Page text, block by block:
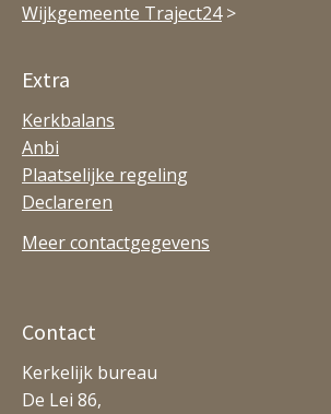
Wijkgemeente Traject24>
Extra
Kerkbalans
Anbi
Plaatselijke regeling
Declareren
Meer contactgegevens
Contact
Kerkelijk bureau
De Lei 86,